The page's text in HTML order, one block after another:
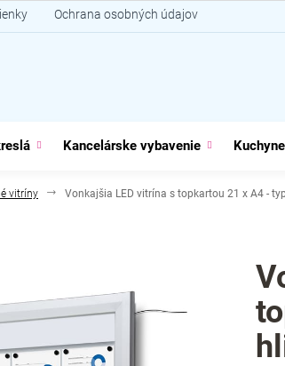
Ochrana osobných údajov
Kancelárske vybavenie
vitríny Vonkajšia LED vitrína s topkartou 21 x A4 -